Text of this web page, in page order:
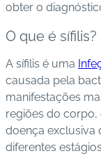
Pl
n
o
s
d
e
s
obter o
O que é sífilis?
A sífilis é uma
causada pela
manifestações
regiões do corpo,
doença exclusiva
diferentes